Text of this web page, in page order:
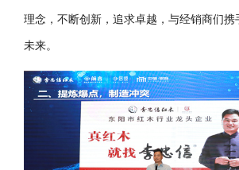
理念，不断创新，追求卓越，与经销商们携
未来。